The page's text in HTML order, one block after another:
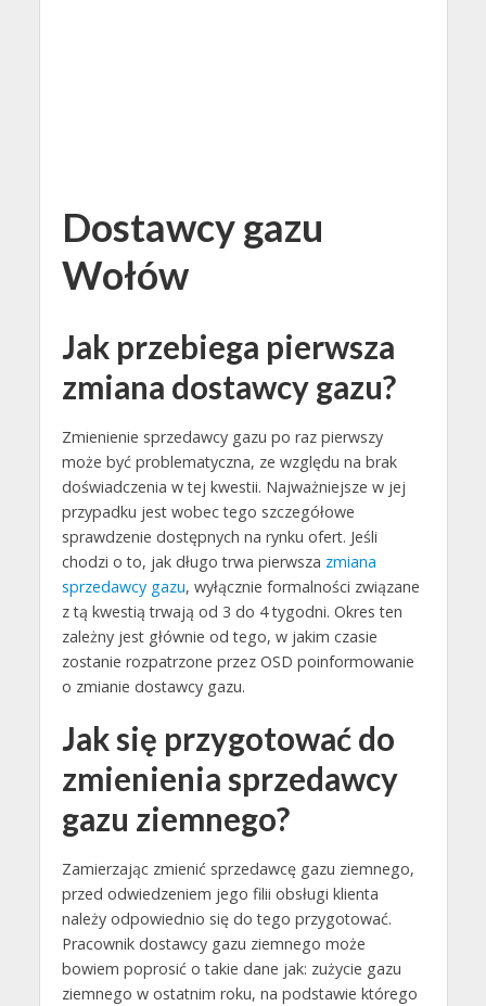
Dostawcy gazu
Wołów
Jak przebiega pierwsza
zmiana dostawcy gazu?
Zmienienie sprzedawcy gazu po raz pierwszy
może być problematyczna, ze względu na brak
doświadczenia w tej kwestii. Najważniejsze w jej
przypadku jest wobec tego szczegółowe
sprawdzenie dostępnych na rynku ofert. Jeśli
chodzi o to, jak długo trwa pierwsza zmiana
sprzedawcy gazu, wyłącznie formalności związane
z tą kwestią trwają od 3 do 4 tygodni. Okres ten
zależny jest głównie od tego, w jakim czasie
zostanie rozpatrzone przez OSD poinformowanie
o zmianie dostawcy gazu.
Jak się przygotować do
zmienienia sprzedawcy
gazu ziemnego?
Zamierzając zmienić sprzedawcę gazu ziemnego,
przed odwiedzeniem jego filii obsługi klienta
należy odpowiednio się do tego przygotować.
Pracownik dostawcy gazu ziemnego może
bowiem poprosić o takie dane jak: zużycie gazu
ziemnego w ostatnim roku, na podstawie którego